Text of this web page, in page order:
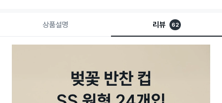
상품설명 리뷰 62